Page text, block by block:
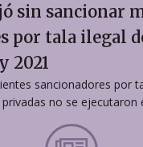
sin sancionar
por tala ilegal
2021
sancionadores por
no se ejecutaron